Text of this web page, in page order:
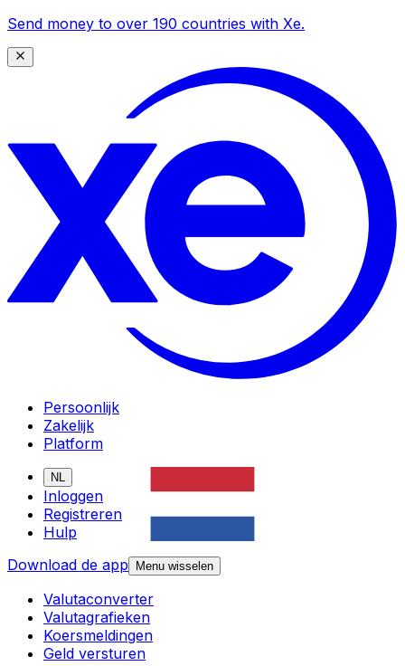
Send money to over 190 countries with Xe.
Persoonlijk
Zakelijk
Platform
NL
Inloggen
Registreren
Hulp
Download de app
Menu wisselen
Valutaconverter
Valutagrafieken
Koersmeldingen
Geld versturen